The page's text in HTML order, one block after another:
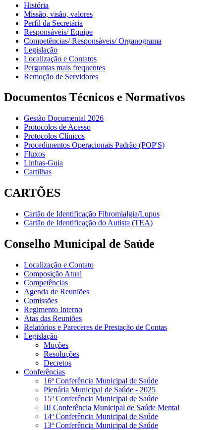
História
Missão, visão, valores
Perfil da Secretária
Responsáveis/ Equipe
Competências/ Responsáveis/ Organograma
Legislação
Localização e Contatos
Perguntas mais frequentes
Remoção de Servidores
Documentos Técnicos e Normativos
Gestão Documental 2026
Protocolos de Acesso
Protocolos Clínicos
Procedimentos Operacionais Padrão (POP'S)
Fluxos
Linhas-Guia
Cartilhas
CARTÕES
Cartão de Identificação Fibromialgia/Lupus
Cartão de Identificação do Autista (TEA)
Conselho Municipal de Saúde
Localização e Contato
Composição Atual
Competências
Agenda de Reuniões
Comissões
Regimento Interno
Atas das Reuniões
Relatórios e Pareceres de Prestação de Contas
Legislação
Moções
Resoluções
Decretos
Conferências
16ª Conferência Municipal de Saúde
Plenária Municipal de Saúde - 2025
15ª Conferência Municipal de Saúde
III Conferência Municipal de Saúde Mental
14ª Conferência Municipal de Saúde
13ª Conferência Municipal de Saúde